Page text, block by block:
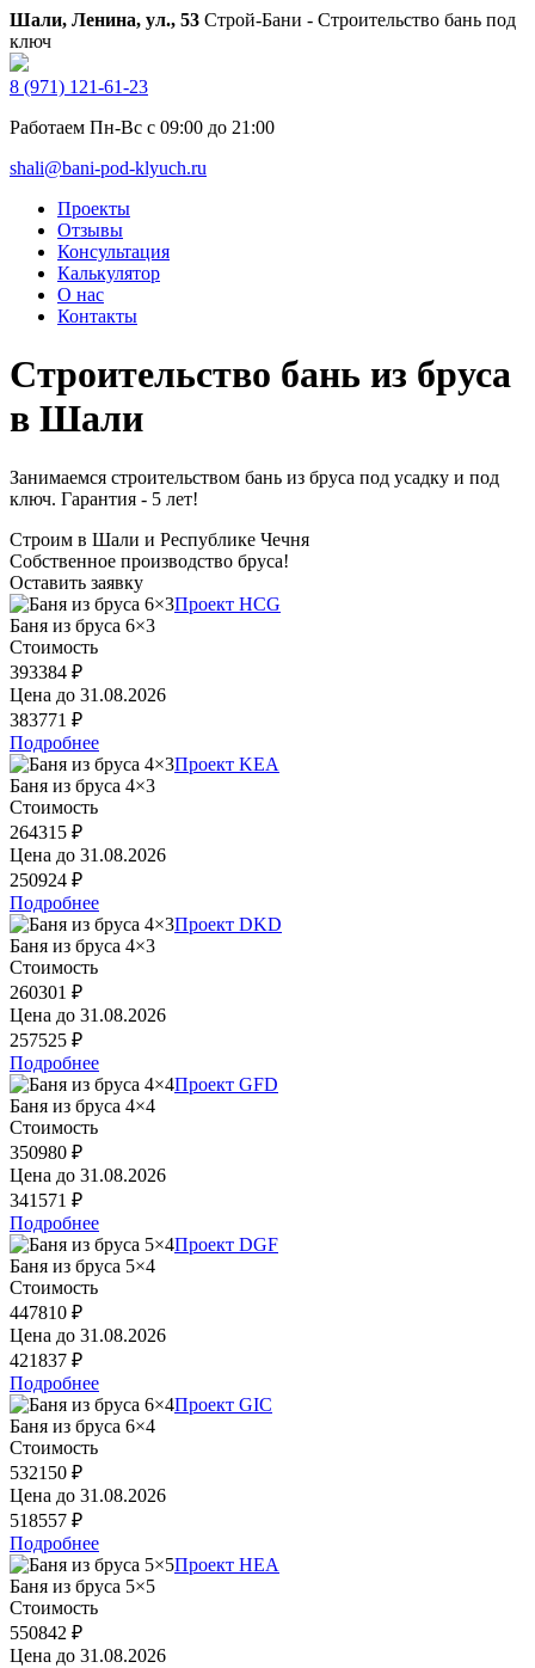
Шали, Ленина, ул., 53 Строй-Бани - Строительство бань под
ключ
8 (971) 121-61-23
Работаем Пн-Вс с 09:00 до 21:00
shali@bani-pod-klyuch.ru
Проекты
Отзывы
Консультация
Калькулятор
О нас
Контакты
Строительство бань из бруса
в Шали
Занимаемся строительством бань из бруса под усадку и под
ключ. Гарантия - 5 лет!
Строим в Шали и Республике Чечня
Собственное производство бруса!
Оставить заявку
Проект HCG
Баня из бруса 6×3
Стоимость
393384 ₽
Цена до 31.08.2026
383771 ₽
Подробнее
Проект KEA
Баня из бруса 4×3
Стоимость
264315 ₽
Цена до 31.08.2026
250924 ₽
Подробнее
Проект DKD
Баня из бруса 4×3
Стоимость
260301 ₽
Цена до 31.08.2026
257525 ₽
Подробнее
Проект GFD
Баня из бруса 4×4
Стоимость
350980 ₽
Цена до 31.08.2026
341571 ₽
Подробнее
Проект DGF
Баня из бруса 5×4
Стоимость
447810 ₽
Цена до 31.08.2026
421837 ₽
Подробнее
Проект GIC
Баня из бруса 6×4
Стоимость
532150 ₽
Цена до 31.08.2026
518557 ₽
Подробнее
Проект HEA
Баня из бруса 5×5
Стоимость
550842 ₽
Цена до 31.08.2026